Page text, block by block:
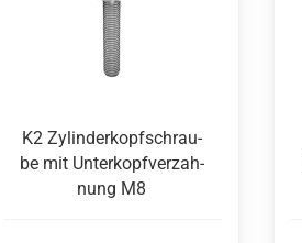
K2 Zy­lin­der­kopf­schrau­
be mit Un­ter­kopf­ver­zah­
nung M8